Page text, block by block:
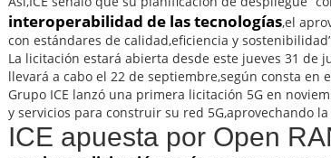
interoperabilidad de las tecnologías,el
con estándares de calidad,eficiencia y
La licitación estará abierta desde este jueves 31 de
llevará a cabo el 22 de septiembre,según consta en
Grupo ICE lanzó una primera licitación 5G en
y servicios para construir su red 5G,aprovechando
ICE apuesta por Open